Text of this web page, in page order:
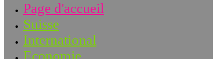
Page d'accueil
Suisse
International
Economie